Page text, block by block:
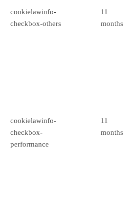
cookielawinfo-
checkbox-others
11
months
cookielawinfo-
checkbox-
performance
11
months